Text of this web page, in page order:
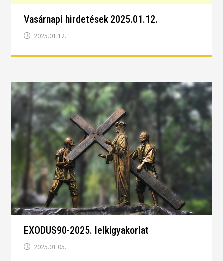
Vasárnapi hirdetések 2025.01.12.
2025.01.12.
EXODUS90-2025. lelkigyakorlat
2025.01.05.